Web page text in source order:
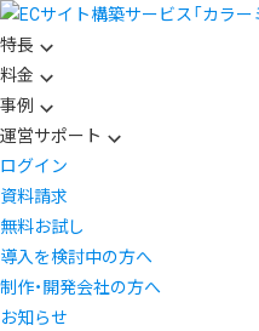
特長
料金
事例
運営サポート
ログイン
資料請求
無料お試し
導入を検討中の方へ
制作・開発会社の方へ
お知らせ